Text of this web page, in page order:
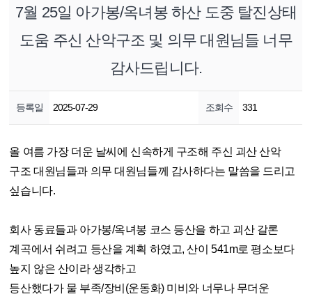
7월 25일 아가봉/옥녀봉 하산 도중 탈진상태
도움 주신 산악구조 및 의무 대원님들 너무
감사드립니다.
등록일 2025-07-29 조회수 331
올 여름 가장 더운 날씨에 신속하게 구조해 주신 괴산 산악
구조 대원님들과 의무 대원님들께 감사하다는 말씀을 드리고
싶습니다.
회사 동료들과 아가봉/옥녀봉 코스 등산을 하고 괴산 갈론
계곡에서 쉬려고 등산을 계획 하였고, 산이 541m로 평소보다
높지 않은 산이라 생각하고
등산했다가 물 부족/장비(운동화) 미비와 너무나 무더운